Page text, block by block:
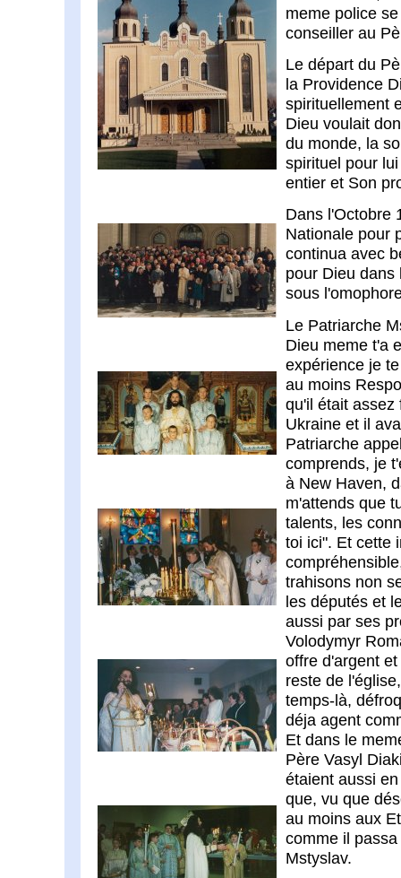
meme police
conseiller au
Le départ du
la Providence
spirituellement
Dieu voulait
du monde, la
spirituel pour
entier et Son
Dans l'Octobre
Nationale pour
continua avec
pour Dieu dans
sous
Le Patriarche
Dieu meme t'a
expérience je
au moins
qu'il était assez
Ukraine et il
Patriarche
comprends, je
à New Haven,
m'attends que
talents, les
toi ici". Et cette
trahisons non
les députés et
aussi par ses
Volodymyr
offre d'argent
reste de
temps-là,
déja agent
Et dans le
Père Vasyl
étaient aussi
que, vu que
au moins aux
comme il
Mstyslav.